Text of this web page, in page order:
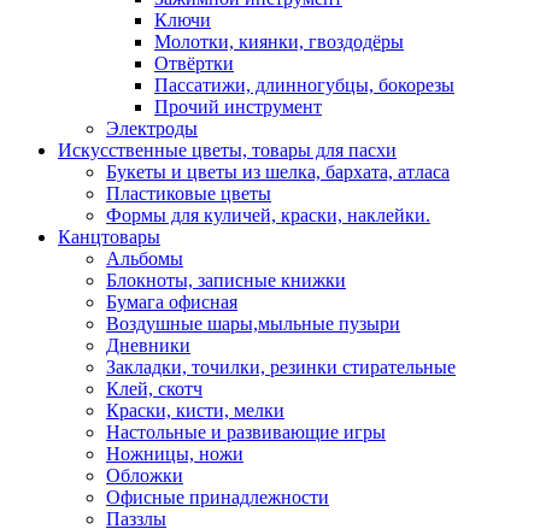
Ключи
Молотки, киянки, гвоздодёры
Отвёртки
Пассатижи, длинногубцы, бокорезы
Прочий инструмент
Электроды
Искусственные цветы, товары для пасхи
Букеты и цветы из шелка, бархата, атласа
Пластиковые цветы
Формы для куличей, краски, наклейки.
Канцтовары
Альбомы
Блокноты, записные книжки
Бумага офисная
Воздушные шары,мыльные пузыри
Дневники
Закладки, точилки, резинки стирательные
Клей, скотч
Краски, кисти, мелки
Настольные и развивающие игры
Ножницы, ножи
Обложки
Офисные принадлежности
Паззлы